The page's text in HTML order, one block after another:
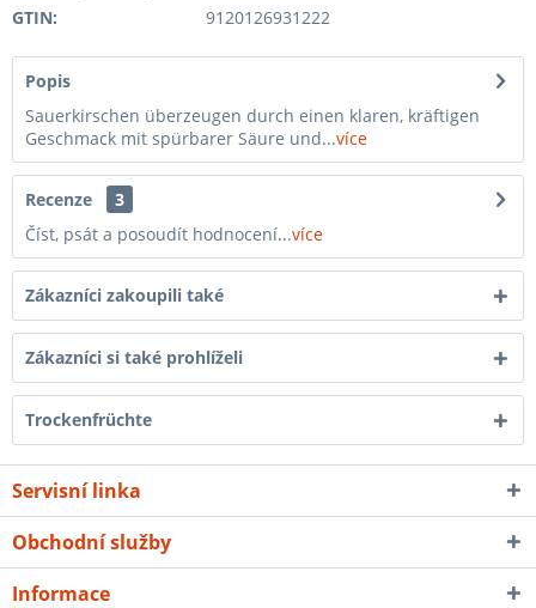
GTIN:
9120126931222
Popis
Sauerkirschen überzeugen durch einen klaren, kräftigen
Geschmack mit spürbarer Säure und...více
Recenze
3
Číst, psát a posoudít hodnocení...více
Zákazníci zakoupili také
Zákazníci si také prohlíželi
Trockenfrüchte
Servisní linka
Obchodní služby
Informace